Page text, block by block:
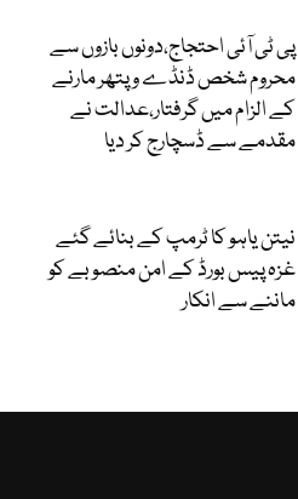
پی ٹی آئی احتجاج،دونوں بازوں سے
محروم شخص ڈنڈے و پتھر مارنے
کے الزام میں گرفتار،عدالت نے
مقدمے سے ڈسچارج کر دیا
نیتن یاہو کا ٹرمپ کے بنائے گئے
غزہ پیس بورڈ کے امن منصوبے کو
ماننے سے انکار